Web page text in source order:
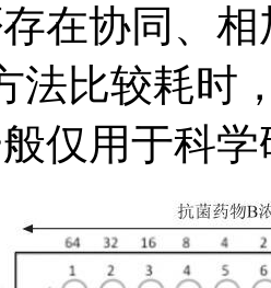
在协同、
法比较耗时
仅用于科